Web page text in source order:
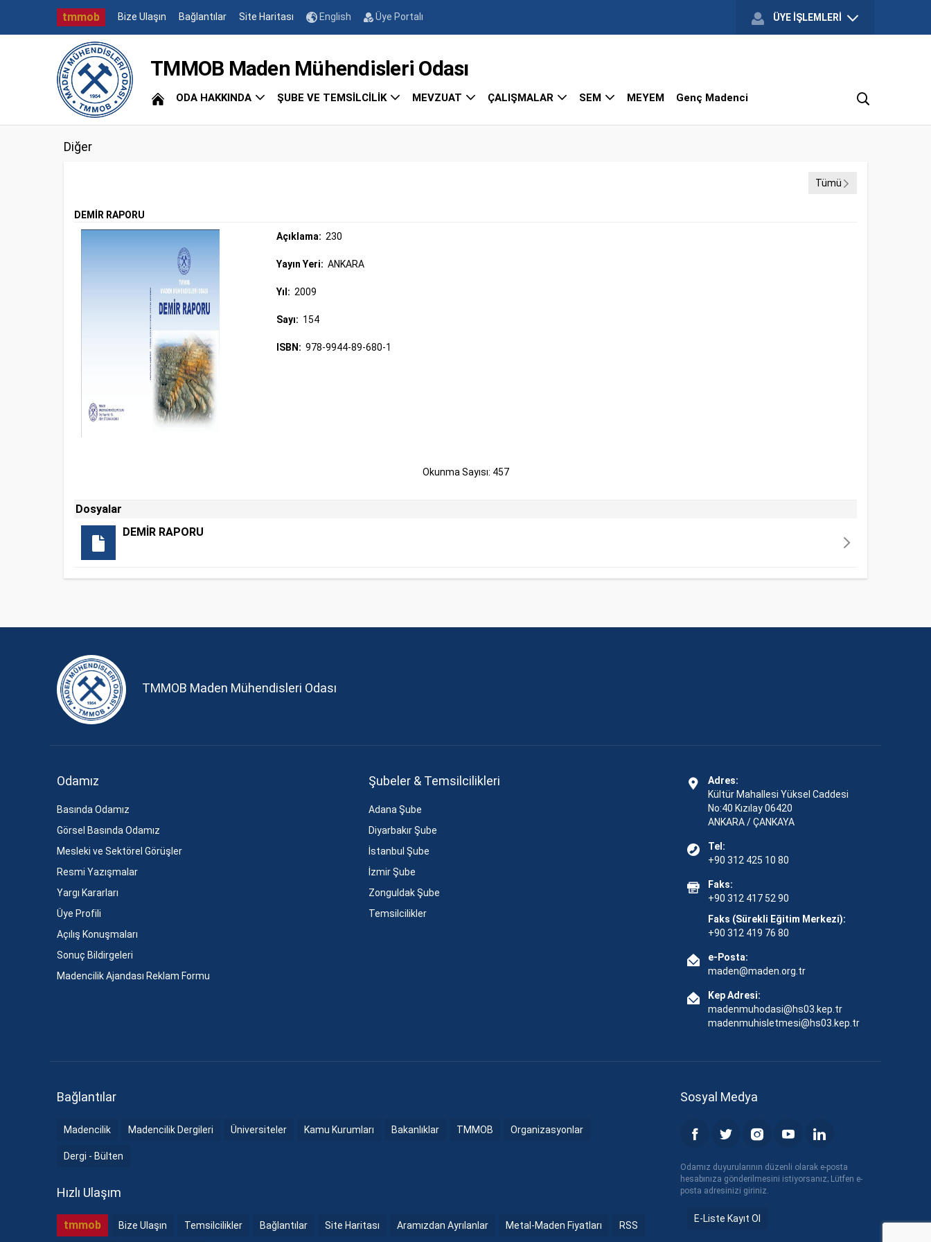
tmmob Bize Ulaşın Bağlantılar Site Haritası English Üye Portalı ÜYE İŞLEMLERİ
TMMOB Maden Mühendisleri Odası
ODA HAKKINDA ŞUBE VE TEMSİLCİLİK MEVZUAT ÇALIŞMALAR SEM MEYEM Genç Madenci
Diğer
Tümü
DEMİR RAPORU
Açıklama: 230
Yayın Yeri: ANKARA
Yıl: 2009
Sayı: 154
ISBN: 978-9944-89-680-1
Okunma Sayısı: 457
Dosyalar
DEMİR RAPORU
TMMOB Maden Mühendisleri Odası
Odamız
Basında Odamız
Görsel Basında Odamız
Mesleki ve Sektörel Görüşler
Resmi Yazışmalar
Yargı Kararları
Üye Profili
Açılış Konuşmaları
Sonuç Bildirgeleri
Madencilik Ajandası Reklam Formu
Şubeler & Temsilcilikleri
Adana Şube
Diyarbakır Şube
İstanbul Şube
İzmir Şube
Zonguldak Şube
Temsilcilikler
Adres:
Kültür Mahallesi Yüksel Caddesi
No:40 Kızılay 06420
ANKARA / ÇANKAYA
Tel:
+90 312 425 10 80
Faks:
+90 312 417 52 90
Faks (Sürekli Eğitim Merkezi):
+90 312 419 76 80
e-Posta:
maden@maden.org.tr
Kep Adresi:
madenmuhodasi@hs03.kep.tr
madenmuhisletmesi@hs03.kep.tr
Bağlantılar
Madencilik Madencilik Dergileri Üniversiteler Kamu Kurumları Bakanlıklar TMMOB Organizasyonlar
Dergi - Bülten
Hızlı Ulaşım
tmmob Bize Ulaşın Temsilcilikler Bağlantılar Site Haritası Aramızdan Ayrılanlar Metal-Maden Fiyatları RSS
Sosyal Medya
Odamız duyurularının düzenli olarak e-posta
hesabınıza gönderilmesini istiyorsanız; Lütfen e-
posta adresinizi giriniz.
E-Liste Kayıt Ol